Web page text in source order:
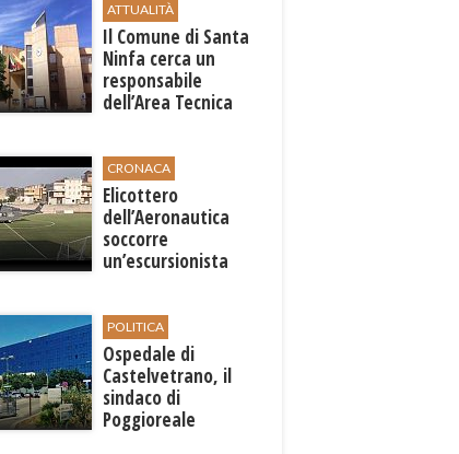
ATTUALITÀ
Il Comune di ​Santa
Ninfa cerca un
responsabile
dell’Area Tecnica
CRONACA
Elicottero
dell’Aeronautica
soccorre
un’escursionista
POLITICA
Ospedale di
Castelvetrano, il
sindaco di
Poggioreale